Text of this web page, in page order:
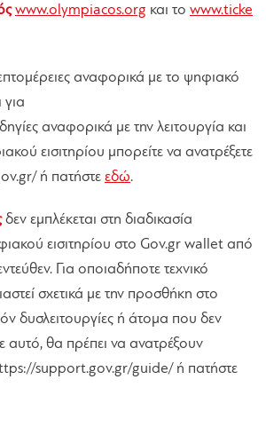
www.olympiacos.org και το www.ticke
αναφορικά με το ψηφιακό
για
αναφορικά με την λειτουργία και
εισιτηρίου μπορείτε να ανατρέξετε
ή πατήστε εδώ.
δεν εμπλέκεται στη διαδικασία
εισιτηρίου στο Gov.gr wallet από
Για οποιαδήποτε τεχνικό
σχετικά με την προσθήκη στο
δυσλειτουργίες ή άτομα που δεν
θα πρέπει να ανατρέξουν
support.gov.gr/guide/ ή πατήστε